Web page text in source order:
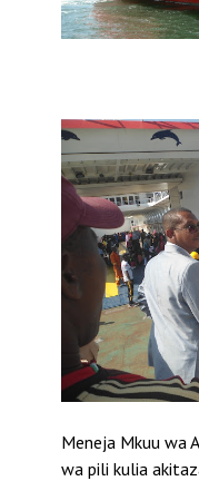
Meneja Mkuu wa
wa pili kulia